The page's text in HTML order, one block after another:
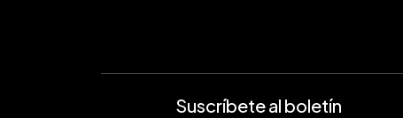
Suscríbete al boletín